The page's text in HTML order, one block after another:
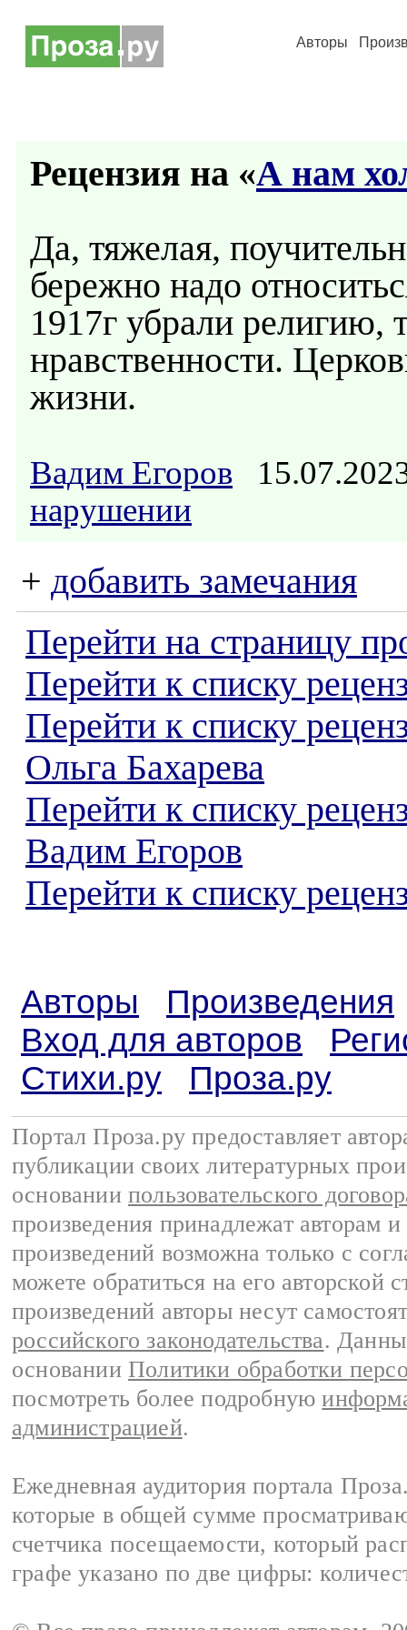
Авторы
Рецензия на «А нам
Да, тяжелая,
бережно надо
1917г убрали религию,
нравственности.
жизни.
Вадим Егоров
нарушении
+ добавить замечания
Перейти на страницу
Перейти к списку
Перейти к списку
Ольга Бахарева
Перейти к списку
Вадим Егоров
Перейти к списку
Авторы
Произведения
Вход для авторов
Стихи.ру
Проза.ру
Портал Проза.ру предоставляет
публикации своих литературных
основании пользовательского
произведения принадлежат авторам
произведений возможна только с
можете обратиться на его авторской
произведений авторы несут
российского законодательства.
основании Политики обработки
посмотреть более подробную
администрацией.
Ежедневная аудитория портала
которые в общей сумме
счетчика посещаемости, который
графе указано по две цифры: